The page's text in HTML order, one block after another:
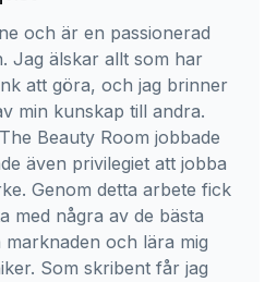
och är en passionerad
Jag älskar allt som har
att göra, och jag brinner
min kunskap till andra.
Beauty Room jobbade
även privilegiet att jobba
Genom detta arbete fick
med några av de bästa
och lära mig
Som skribent får jag